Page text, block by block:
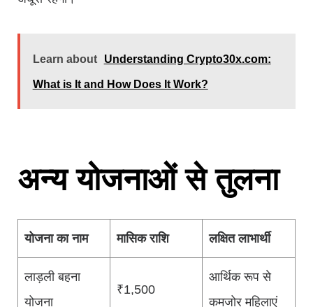
Learn about Understanding Crypto30x.com:
What is It and How Does It Work?
अन्य योजनाओं से तुलना
योजना का नाम मासिक राशि लक्षित लाभार्थी
लाड़ली बहना
योजना
₹1,500
आर्थिक रूप से
कमजोर महिलाएं